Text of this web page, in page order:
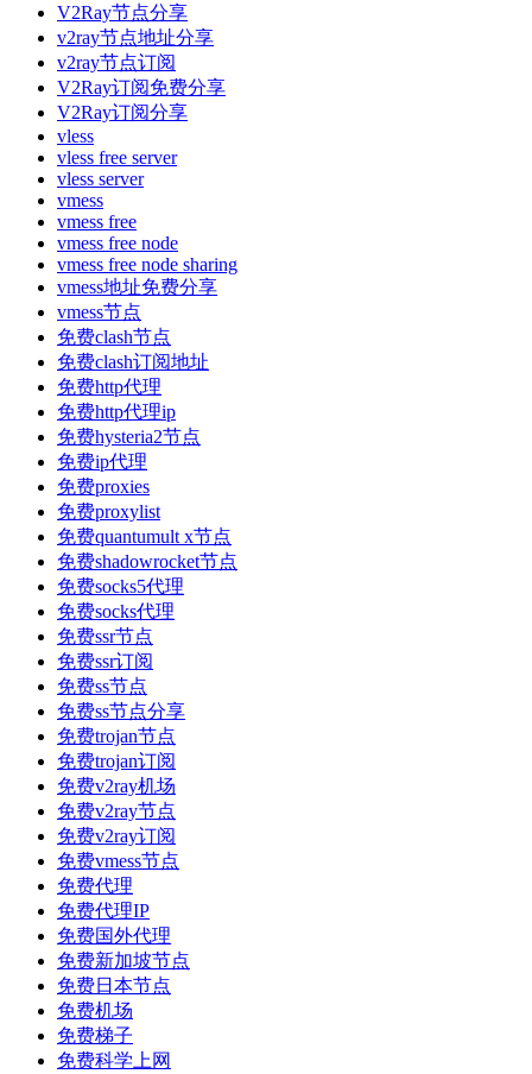
V2Ray节点分享
v2ray节点地址分享
v2ray节点订阅
V2Ray订阅免费分享
V2Ray订阅分享
vless
vless free server
vless server
vmess
vmess free
vmess free node
vmess free node sharing
vmess地址免费分享
vmess节点
免费clash节点
免费clash订阅地址
免费http代理
免费http代理ip
免费hysteria2节点
免费ip代理
免费proxies
免费proxylist
免费quantumult x节点
免费shadowrocket节点
免费socks5代理
免费socks代理
免费ssr节点
免费ssr订阅
免费ss节点
免费ss节点分享
免费trojan节点
免费trojan订阅
免费v2ray机场
免费v2ray节点
免费v2ray订阅
免费vmess节点
免费代理
免费代理IP
免费国外代理
免费新加坡节点
免费日本节点
免费机场
免费梯子
免费科学上网